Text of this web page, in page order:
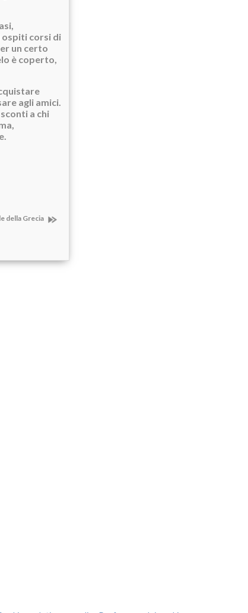
corsi di
un certo
è coperto,
agli amici.
a chi
della Grecia